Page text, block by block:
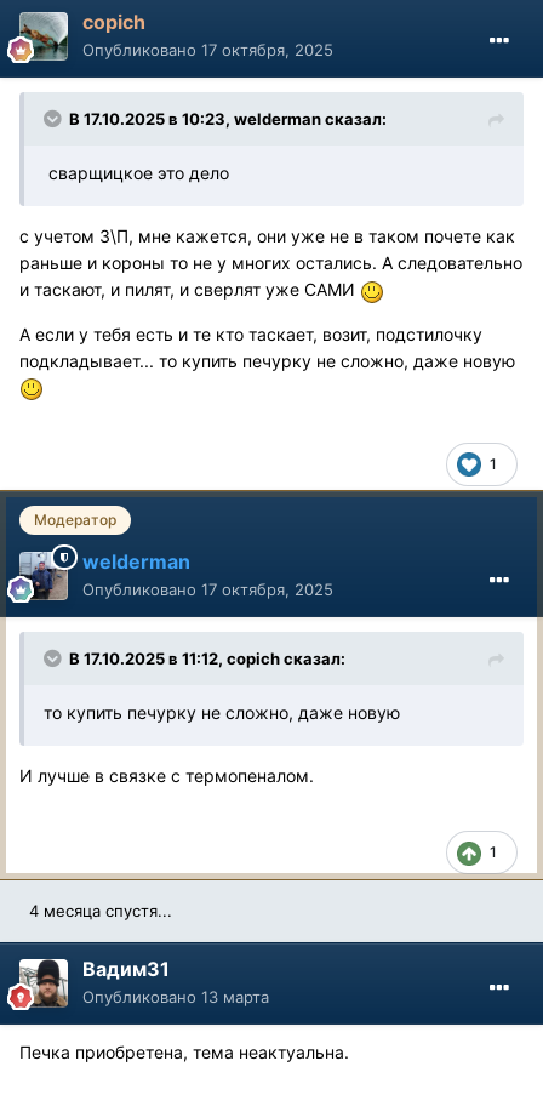
copich
Опубликовано 17 октября, 2025
В 17.10.2025 в 10:23, weldermanсказал:
сварщицкое это дело
с учетом З\П, мне кажется, они уже не в таком почете как
раньше и короны то не у многих остались. А следовательно
и таскают, и пилят, и сверлят уже САМИ
А если у тебя есть и те кто таскает, возит, подстилочку
подкладывает... то купить печурку не сложно, даже новую
1
Модератор
welderman
Опубликовано 17 октября, 2025
В 17.10.2025 в 11:12, copichсказал:
то купить печурку не сложно, даже новую
И лучше в связке с термопеналом.
1
4 месяца спустя...
Вадим31
Опубликовано 13 марта
Печка приобретена, тема неактуальна.